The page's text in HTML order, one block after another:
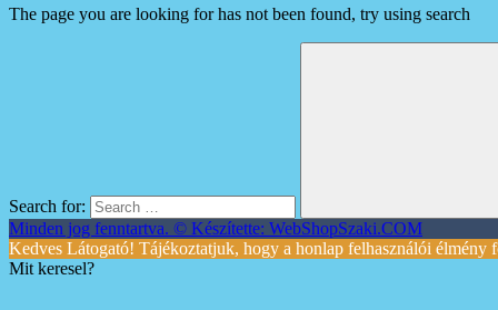
The page you are looking for has not been found, try using search
Search for:
Minden jog fenntartva. © Készítette: WebShopSzaki.COM
Kedves Látogató! Tájékoztatjuk, hogy a honlap felhasználói élmény
Mit keresel?